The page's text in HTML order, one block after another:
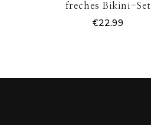
freches Bikini-Set
€22.99